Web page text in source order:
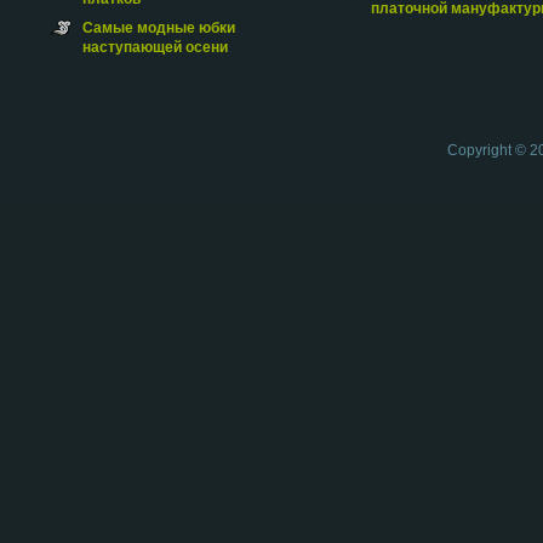
Самые модные юбки
наступающей осени
платочной
Copyright ©